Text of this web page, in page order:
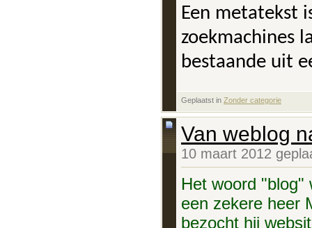
Een metatekst
zoekmachines
bestaande uit
Geplaatst in Zonder categorie
Van weblog
10 maart 2012
Het woord "blog"
een zekere heer
bezocht hij